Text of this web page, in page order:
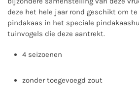
deze het hele jaar rond geschikt om te
pindakaas in het speciale
tuinvogels die deze aantrekt.
4 seizoenen
zonder toegevoegd zout